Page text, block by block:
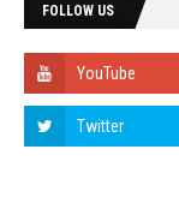
FOLLOW US